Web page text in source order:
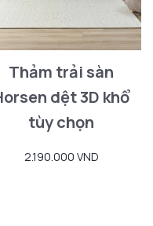
Thảm trải sàn
dệt 3D khổ
tùy chọn
2.190.000 VND